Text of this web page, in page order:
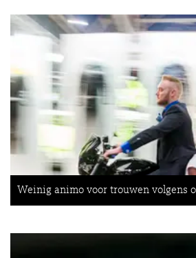
Weinig animo voor trouwen volgens